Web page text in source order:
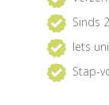
Sinds
Iets
Stap-